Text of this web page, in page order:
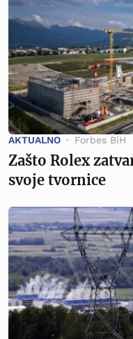
AKTUALNO Forbes BiH
Zašto Rolex
svoje tvornice